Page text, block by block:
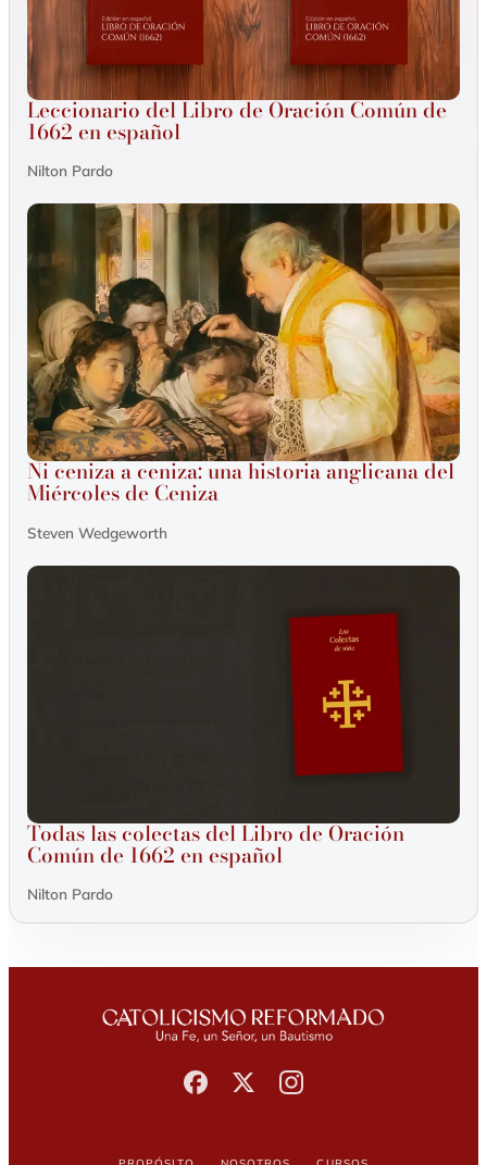
Leccionario del Libro de Oración Común de
1662 en español
Nilton Pardo
Ni ceniza a ceniza: una historia anglicana del
Miércoles de Ceniza
Steven Wedgeworth
Todas las colectas del Libro de Oración
Común de 1662 en español
Nilton Pardo